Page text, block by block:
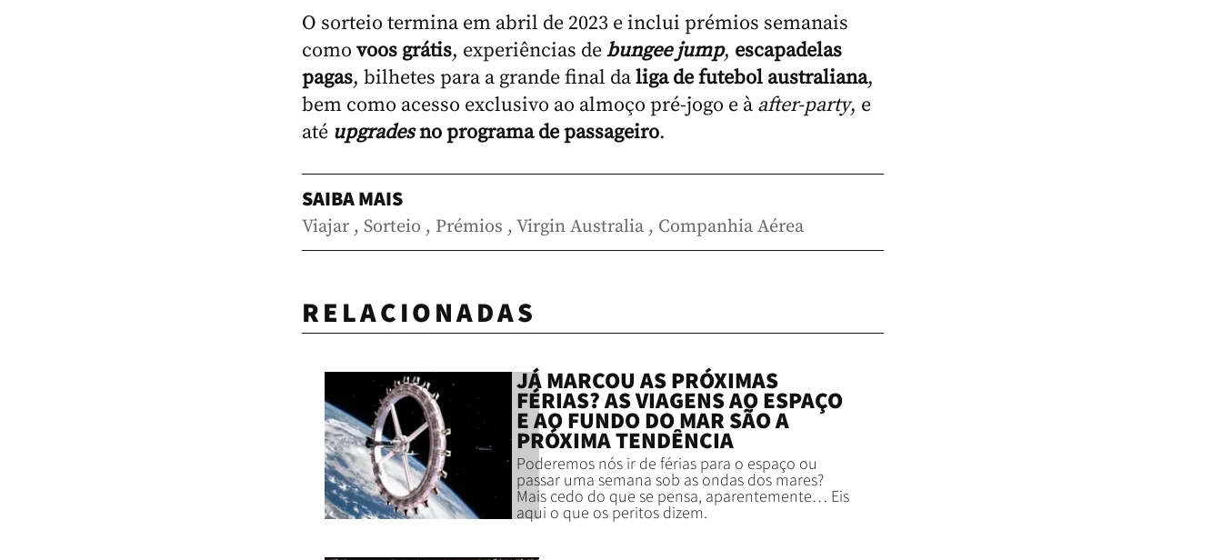
O sorteio termina em abril de 2023 e inclui prémios semanais
como voos grátis, experiências debungee jump, escapadelas
pagas, bilhetes para a grande final daliga de futebol australiana,
bem como acesso exclusivo ao almoço pré-jogo e à after-party, e
até upgradesno programa de passageiro.
SAIBA MAIS
Viajar , Sorteio , Prémios , Virgin Australia , Companhia Aérea
RELACIONADAS
JÁ MARCOU AS PRÓXIMAS
FÉRIAS? AS VIAGENS AO ESPAÇO
E AO FUNDO DO MAR SÃO A
PRÓXIMA TENDÊNCIA
Poderemos nós ir de férias para o espaço ou
passar uma semana sob as ondas dos mares?
Mais cedo do que se pensa, aparentemente… Eis
aqui o que os peritos dizem.